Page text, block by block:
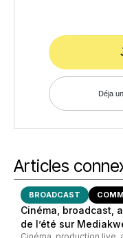
Déja
Articles
BROADCAST
Cinéma, broadcast,
de l’été sur